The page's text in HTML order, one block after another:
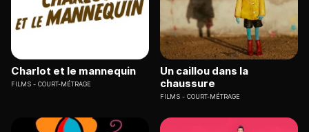
Charlot et le mannequin
FILMS COURT-MÉTRAGE
Un caillou dans la
chaussure
FILMS COURT-MÉTRAGE